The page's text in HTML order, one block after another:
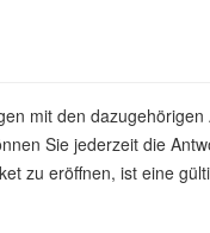
mit den dazugehörigen
Sie jederzeit die
zu eröffnen, ist eine